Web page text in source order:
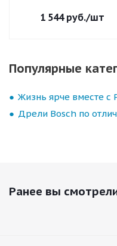
1 544руб./шт
Популярные
Жизнь ярче вместе с
Дрели Bosch по
Ранее вы